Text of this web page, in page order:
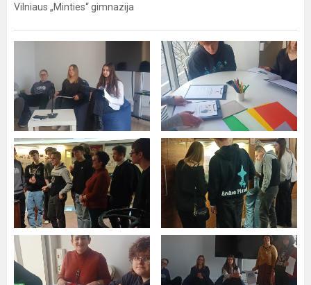
Vilniaus „Minties“ gimnazija